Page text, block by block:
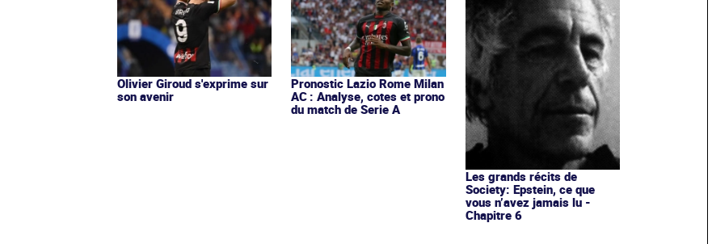
Olivier Giroud s'exprime sur
son avenir
Pronostic Lazio Rome Milan
AC : Analyse, cotes et prono
du match de Serie A
Les grands récits de
Society: Epstein, ce que
vous n’avez jamais lu -
Chapitre 6